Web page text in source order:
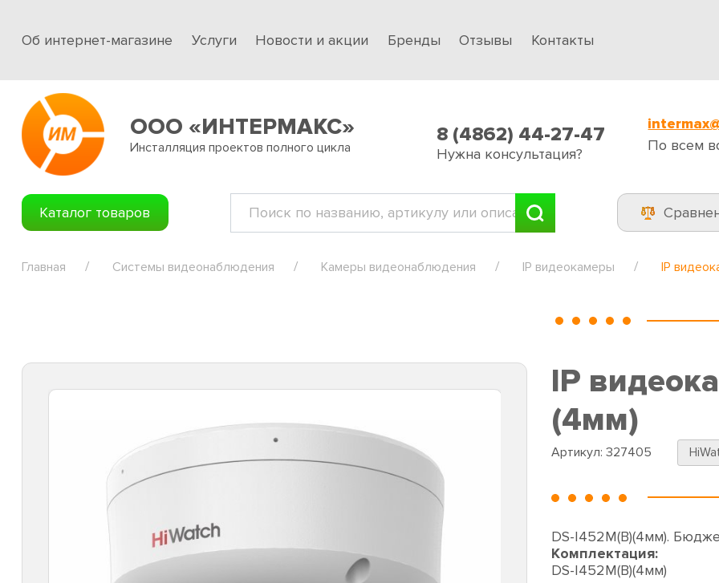
Об интернет-магазине Услуги Новости и акции Бренды Отзывы Контакты
ООО «ИНТЕРМАКС»
Инсталляция проектов полного цикла
8 (4862) 44-27-47
Нужна консультация?
По всем
Каталог товаров
Главная Системы видеонаблюдения Камеры видеонаблюдения IP видеокамеры IP
IP
(4мм)
Артикул: 327405
DS-I452M(B)(4мм).
Комплектация:
DS-I452M(B)(4мм)